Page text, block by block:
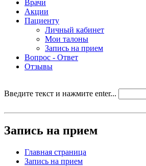
Врачи
Акции
Пациенту
Личный кабинет
Мои талоны
Запись на прием
Вопрос - Ответ
Отзывы
Введите текст и нажмите enter...
Запись на прием
Главная страница
Запись на прием